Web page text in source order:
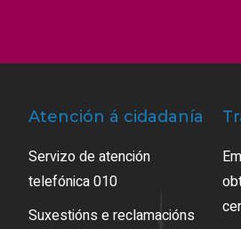
Atención á cidadanía
Servizo de atención
telefónica 010
Suxestións e reclamacións